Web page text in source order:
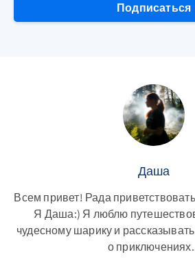
Подписаться
Даша
Всем привет! Рада
Я Даша:) Я люблю
чудесному шарику и
о